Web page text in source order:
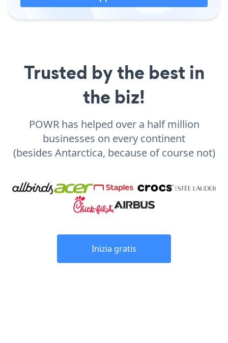
Trusted by the best in
the biz!
POWR has helped over a half million
businesses on every continent
(besides Antarctica, because of course not)
Inizia gratis